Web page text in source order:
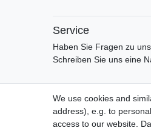
Service
Haben Sie Fragen zu
Schreiben Sie uns eine
We use cookies and
address), e.g. to
access to our website.